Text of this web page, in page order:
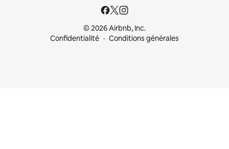
© 2026 Airbnb, Inc.
Confidentialité
Conditions générales